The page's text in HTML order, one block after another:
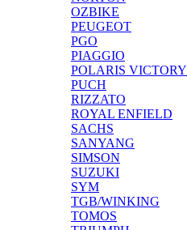
OZBIKE
PEUGEOT
PGO
PIAGGIO
POLARIS VICTORY
PUCH
RIZZATO
ROYAL ENFIELD
SACHS
SANYANG
SIMSON
SUZUKI
SYM
TGB/WINKING
TOMOS